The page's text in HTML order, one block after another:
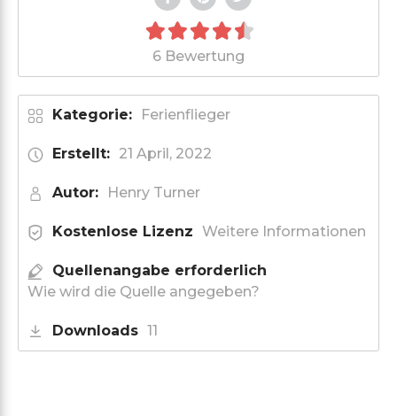
6 Bewertung
Kategorie: Ferienflieger
Erstellt: 21 April, 2022
Autor: Henry Turner
Kostenlose Lizenz Weitere Informationen
Quellenangabe erforderlich
Wie wird die Quelle angegeben?
Downloads 11